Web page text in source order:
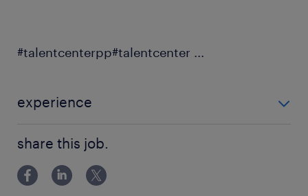
#talentcenterpp#talentcenter ...
experience
share this job.